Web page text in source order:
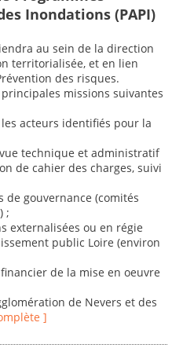
Inondations (PAPI)
au sein de la direction
territorialisée, et en lien
des risques.
missions suivantes
acteurs identifiés pour la
technique et administratif
de cahier des charges, suivi
gouvernance (comités
;
externalisées ou en régie
public Loire (environ
de la mise en oeuvre
de Nevers et des
]